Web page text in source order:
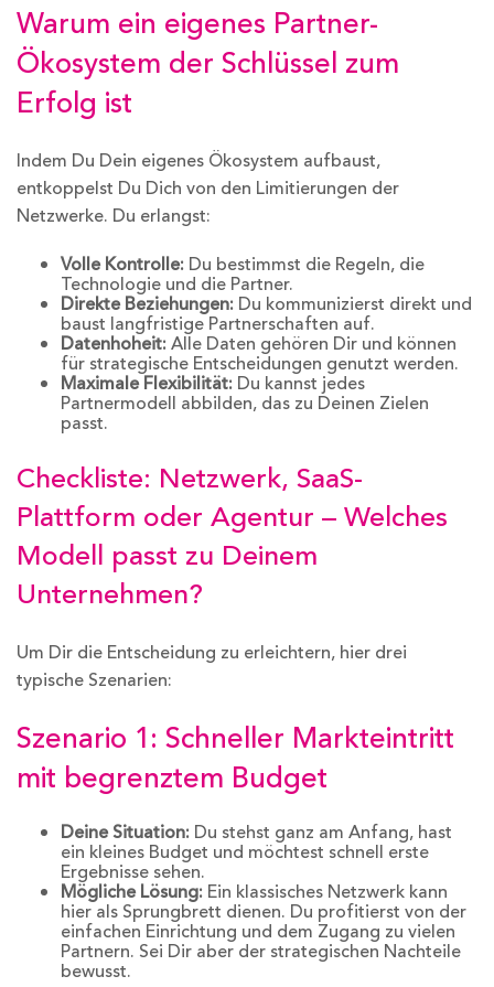
Warum ein eigenes Partner-
Ökosystem der Schlüssel zum
Erfolg ist
Indem Du Dein eigenes Ökosystem aufbaust,
entkoppelst Du Dich von den Limitierungen der
Netzwerke. Du erlangst:
Volle Kontrolle: Du bestimmst die Regeln, die
Technologie und die Partner.
Direkte Beziehungen: Du kommunizierst direkt und
baust langfristige Partnerschaften auf.
Datenhoheit:Alle Daten gehören Dir und können
für strategische Entscheidungen genutzt werden.
Maximale Flexibilität: Du kannst jedes
Partnermodell abbilden, das zu Deinen Zielen
passt.
Checkliste: Netzwerk, SaaS-
Plattform oder Agentur – Welches
Modell passt zu Deinem
Unternehmen?
Um Dir die Entscheidung zu erleichtern, hier drei
typische Szenarien:
Szenario 1: Schneller Markteintritt
mit begrenztem Budget
Deine Situation: Du stehst ganz am Anfang, hast
ein kleines Budget und möchtest schnell erste
Ergebnisse sehen.
Mögliche Lösung: Ein klassisches Netzwerk kann
hier als Sprungbrett dienen. Du profitierst von der
einfachen Einrichtung und dem Zugang zu vielen
Partnern. Sei Dir aber der strategischen Nachteile
bewusst.